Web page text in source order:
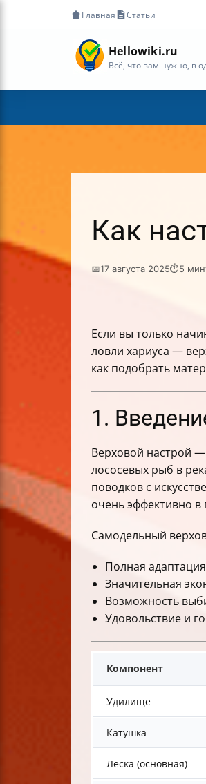
Главная Статьи
Hellowiki.ru
Всё, что вам нужно, в
Как
📅17 августа 2025⏱5
Если вы только
ловли хариуса —
как подобрать
1.
Верховой настрой —
лососевых рыб в
поводков с
очень эффективно в
Самодельный
Полная
Значительная
Возможность
Удовольствие и
Компонент
Удилище
Катушка
Леска (основная)